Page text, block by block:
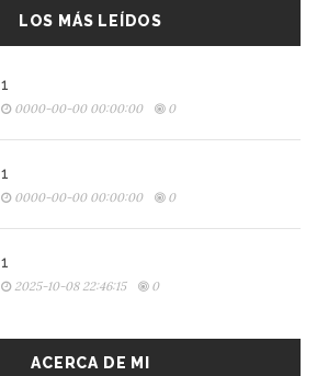
LOS MÁS LEÍDOS
1
0000-00-00 00:00:00 0
1
0000-00-00 00:00:00 0
1
2025-10-08 22:46:15 0
ACERCA DE MI